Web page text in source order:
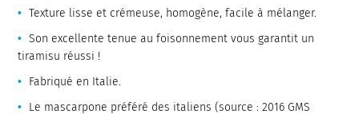
Texture lisse et crémeuse, homogène, facile à mélanger.
Son excellente tenue au foisonnement vous garantit un
tiramisu réussi !
Fabriqué en Italie.
Le mascarpone préféré des italiens (source : 2016 GMS